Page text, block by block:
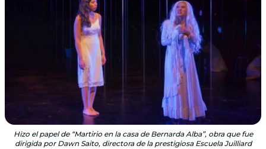
Hizo el papel de “Martirio en la casa de Bernarda Alba”, obra que fue
dirigida por Dawn Saito, directora de la prestigiosa Escuela Juilliard